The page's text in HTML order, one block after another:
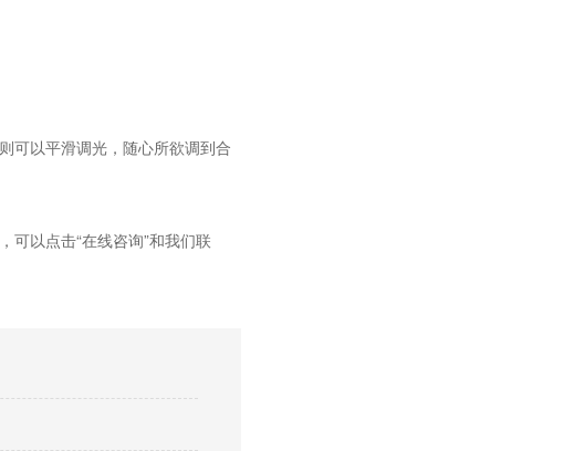
可以平滑调光，随心所欲调到合
可以点击“在线咨询”和我们联